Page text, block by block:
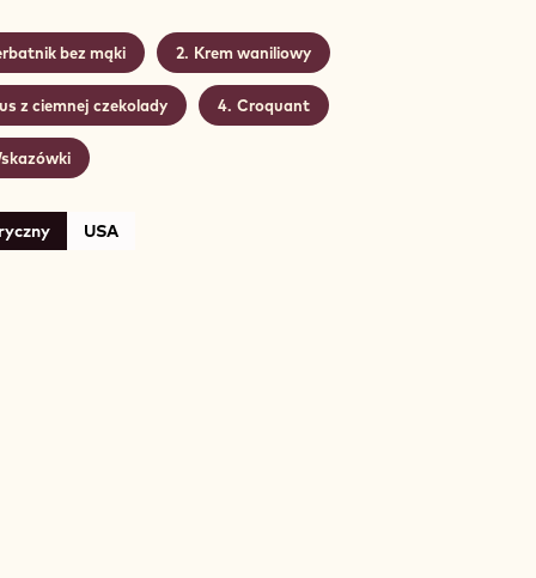
bez mąki Krem waniliowy
z ciemnej czekolady Croquant
USA